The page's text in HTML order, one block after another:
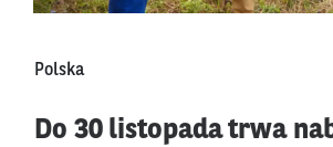
Polska
Do 30 listopada trwa